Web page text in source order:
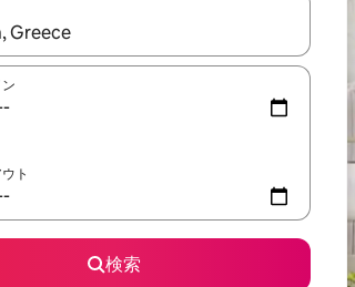
表示されたら、上下の矢印キーを使って移動す
ト
検索